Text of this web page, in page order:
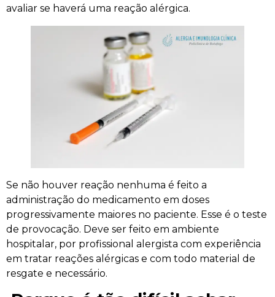
avaliar se haverá uma reação alérgica.
Se não houver reação nenhuma é feito a
administração do medicamento em doses
progressivamente maiores no paciente. Esse é o teste
de provocação. Deve ser feito em ambiente
hospitalar, por profissional alergista com experiência
em tratar reações alérgicas e com todo material de
resgate e necessário.